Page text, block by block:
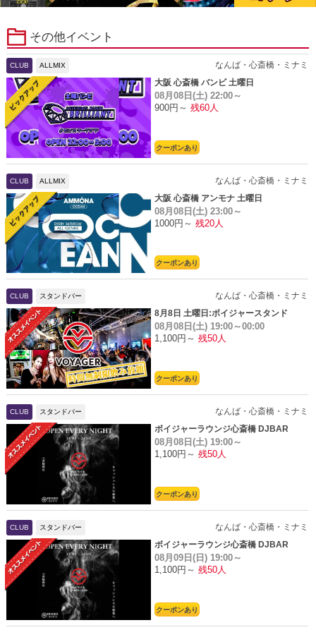
その他イベント
CLUB ALLMIX
なんば・心斎橋・ミナミ
大阪 心斎橋 バンビ 土曜日
08月08日(土) 22:00～
900円～ 残60人
クーポンあり
CLUB ALLMIX
なんば・心斎橋・ミナミ
大阪 心斎橋 アンモナ 土曜日
08月08日(土) 23:00～
1000円～ 残20人
クーポンあり
CLUB スタンドバー
なんば・心斎橋・ミナミ
8月8日 土曜日:ボイジャースタンド
08月08日(土) 19:00～00:00
1,100円～ 残50人
クーポンあり
CLUB スタンドバー
なんば・心斎橋・ミナミ
ボイジャーラウンジ心斎橋 DJBAR
08月08日(土) 19:00～
1,100円～ 残50人
クーポンあり
CLUB スタンドバー
なんば・心斎橋・ミナミ
ボイジャーラウンジ心斎橋 DJBAR
08月09日(日) 19:00～
1,100円～ 残50人
クーポンあり